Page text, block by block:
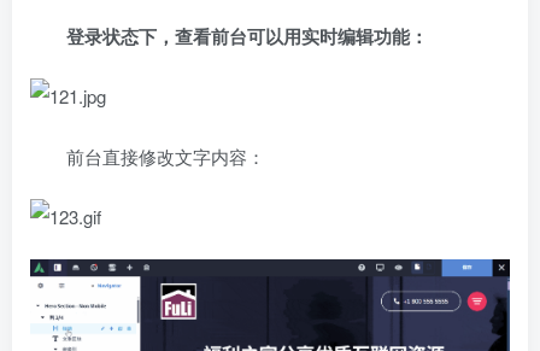
登录状态下，查看前台可以用实时编辑功能：
前台直接修改文字内容：